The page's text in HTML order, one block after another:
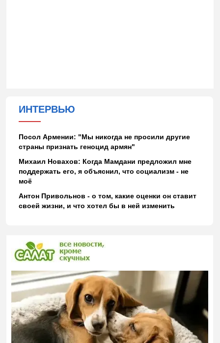
ИНТЕРВЬЮ
Посол Армении: "Мы никогда не просили другие
страны признать геноцид армян"
Михаил Новахов: Когда Мамдани предложил мне
поддержать его, я объяснил, что социализм - не
моё
Антон Привольнов - о том, какие оценки он ставит
своей жизни, и что хотел бы в ней изменить